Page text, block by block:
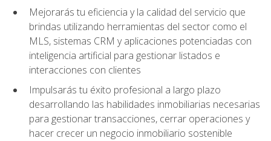
Mejorarás tu eficiencia y la calidad del servicio que
brindas utilizando herramientas del sector como el
MLS, sistemas CRM y aplicaciones potenciadas con
inteligencia artificial para gestionar listados e
interacciones con clientes
Impulsarás tu éxito profesional a largo plazo
desarrollando las habilidades inmobiliarias necesarias
para gestionar transacciones, cerrar operaciones y
hacer crecer un negocio inmobiliario sostenible